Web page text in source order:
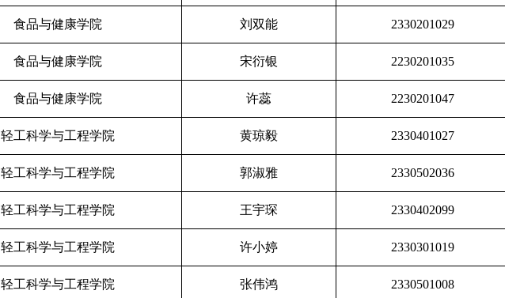
食品与健康学院 刘双能 2330201029
食品与健康学院 宋衍银 2230201035
食品与健康学院 许蕊 2230201047
轻工科学与工程学院 黄琼毅 2330401027
轻工科学与工程学院 郭淑雅 2330502036
轻工科学与工程学院 王宇琛 2330402099
轻工科学与工程学院 许小婷 2330301019
轻工科学与工程学院 张伟鸿 2330501008